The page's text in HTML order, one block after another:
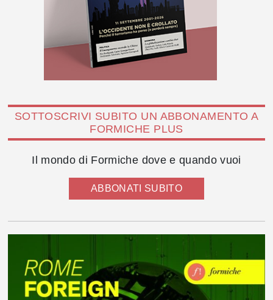
SOTTOSCRIVI SUBITO UN ABBONAMENTO A
FORMICHE PLUS
Il mondo di Formiche dove e quando vuoi
ABBONATI SUBITO